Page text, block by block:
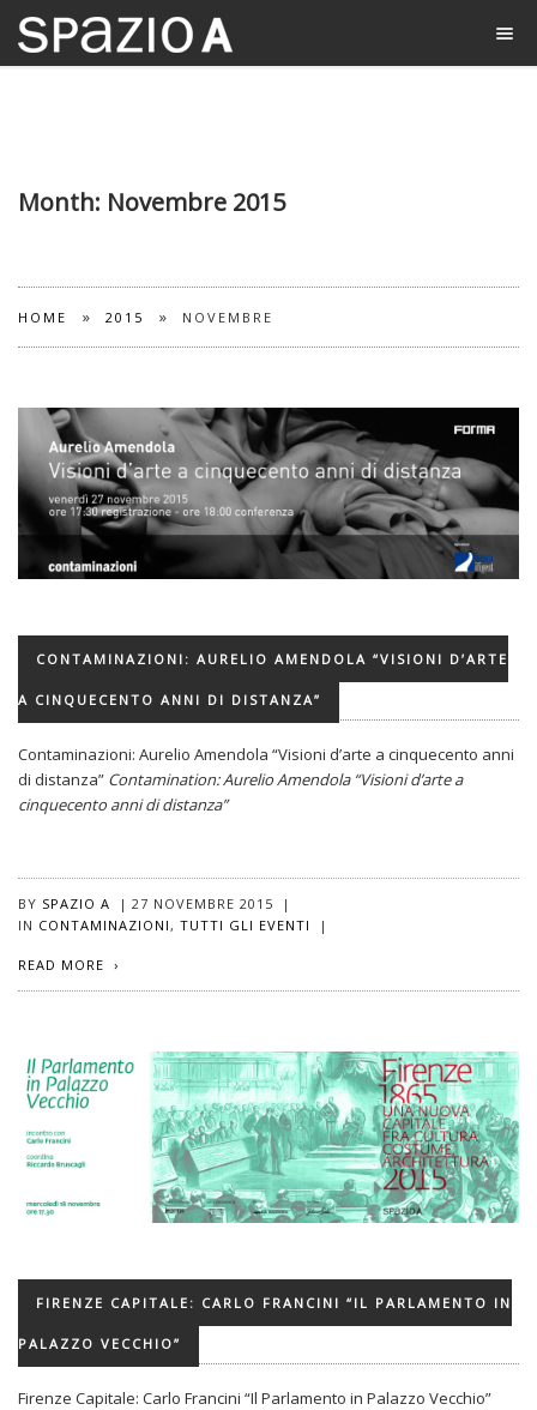
Month: Novembre 2015
HOME » 2015 » NOVEMBRE
CONTAMINAZIONI: AURELIO AMENDOLA “VISIONI D’ARTE
A CINQUECENTO ANNI DI DISTANZA”
Contaminazioni: Aurelio Amendola “Visioni d’arte a cinquecento anni
di distanza” Contamination: Aurelio Amendola “Visioni d’arte a
cinquecento anni di distanza”
BY SPAZIO A | 27 NOVEMBRE 2015
|
IN CONTAMINAZIONI , TUTTI GLI EVENTI |
READ MORE
FIRENZE CAPITALE: CARLO FRANCINI “IL PARLAMENTO IN
PALAZZO VECCHIO”
Firenze Capitale: Carlo Francini “Il Parlamento in Palazzo Vecchio”